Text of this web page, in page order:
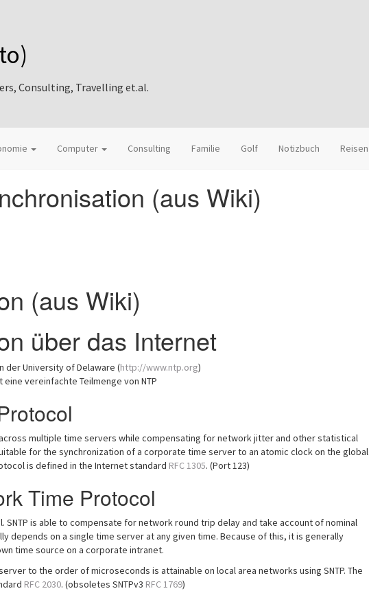
Consulting, Travelling et.al.
Computer Consulting Familie Golf Notizbuch Reisen
(aus Wiki)
(aus Wiki)
über das Internet
der University of Delaware (http://www.ntp.org)
vereinfachte Teilmenge von NTP
multiple time servers while compensating for network jitter and other statistical
for the synchronization of a corporate time server to an atomic clock on the global
is defined in the Internet standard RFC 1305. (Port 123)
Time Protocol
SNTP is able to compensate for network round trip delay and take account of nominal
depends on a single time server at any given time. Because of this, it is generally
time source on a corporate intranet.
to the order of microseconds is attainable on local area networks using SNTP. The
RFC 2030. (obsoletes SNTPv3 RFC 1769)